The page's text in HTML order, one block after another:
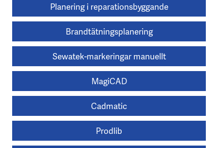
Planering i reparationsbyggande
Brandtätningsplanering
Sewatek-markeringar manuellt
MagiCAD
Cadmatic
Prodlib